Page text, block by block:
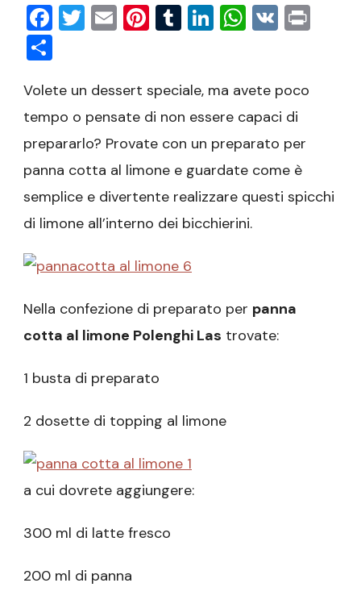
limone
Facebook
Twitter
EmailPinterest
Tumblr
LinkedIn
VK
Volete un dessert speciale, ma avete poco
tempo o pensate di non essere capaci di
prepararlo? Provate con un preparato per
panna cotta al limone e guardate come è
semplice e divertente realizzare questi spicchi
di limone all’interno dei bicchierini.
Nella confezione di preparato per panna
cotta al limone Polenghi Las trovate:
1 busta di preparato
2 dosette di topping al limone
a cui dovrete aggiungere:
300 ml di latte fresco
200 ml di panna